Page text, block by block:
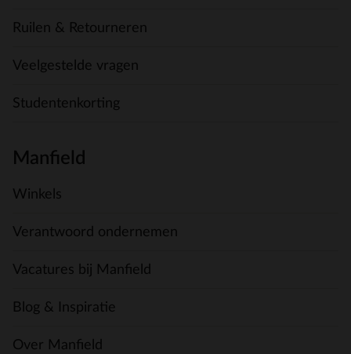
Ruilen & Retourneren
Veelgestelde vragen
Studentenkorting
Manfield
Winkels
Verantwoord ondernemen
Vacatures bij Manfield
Blog & Inspiratie
Over Manfield